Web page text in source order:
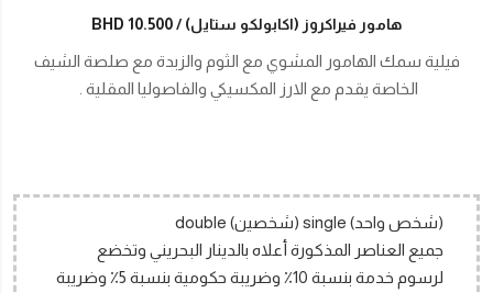
هامور فيراكروز (اكابولكو ستايل) BHD 10.500
فيلية سمك الهامور المشوي مع الثوم والزبدة مع صلصة الشيف
الخاصة يقدم مع الارز المكسيكي والفاصوليا المقلية .
(شخص واحد) single (شخصين) double
جميع العناصر المذكورة أعلاه بالدينار البحريني وتخضع
لرسوم خدمة بنسبة 10٪ وضريبة حكومية بنسبة 5٪ وضريبة